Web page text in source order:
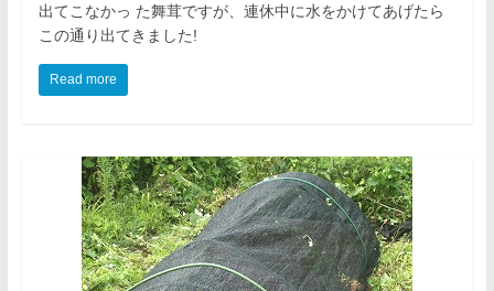
出てこなかっ た舞茸ですが、連休中に水をかけてあげたら
この通り出てきました!
Read more